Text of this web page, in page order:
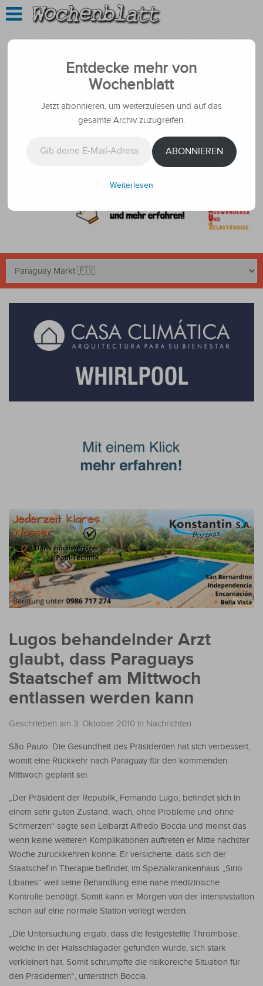
Lugos behandelnder Arzt
glaubt, dass Paraguays
Staatschef am Mittwoch
entlassen werden kann
Geschrieben am 3. Oktober 2010 in Nachrichten
São Paulo: Die Gesundheit des Präsidenten hat sich verbessert,
womit eine Rückkehr nach Paraguay für den kommenden
Mittwoch geplant sei.
„Der Präsident der Republik, Fernando Lugo, befindet sich in
einem sehr guten Zustand, wach, ohne Probleme und ohne
Schmerzen“ sagte sein Leibarzt Alfredo Boccia und meinst das
wenn keine weiteren Komplikationen auftreten er Mitte nächster
Woche zurückkehren könne. Er versicherte, dass sich der
Staatschef in Therapie befindet, im Spezialkrankenhaus „Sirio
Libanes“ weil seine Behandlung eine nahe medizinische
Kontrolle benötigt. Somit kann er Morgen von der Intensivstation
schon auf eine normale Station verlegt werden.
„Die Untersuchung ergab, dass die festgestellte Thrombose,
welche in der Halsschlagader gefunden wurde, sich stark
verkleinert hat. Somit schrumpfte die risikoreiche Situation für
den Präsidenten“, unterstrich Boccia.
Entdecke mehr von
Wochenblatt
Jetzt abonnieren, um weiterzulesen und auf das
gesamte Archiv zuzugreifen.
ABONNIEREN
Weiterlesen